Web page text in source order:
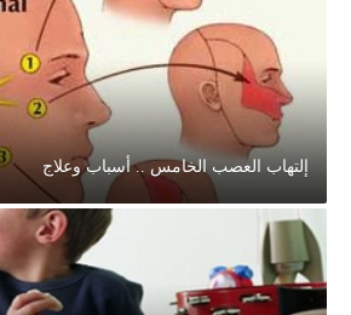
إلتهاب العصب الخامس .. أسباب وعلاج